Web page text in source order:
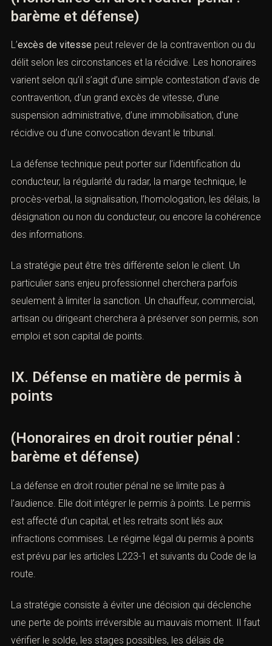
VIII. Défense en matière d’excès de
vitesse
(Honoraires en droit routier pénal :
barème et défense)
L’ excès de vitessepeut relever de la contravention ou
du délit selon les circonstances et la récidive. Les
contestation d’avis de contravention, d’un grand excès
de vitesse, d’une suspension administrative, d’une
immobilisation, d’une récidive ou d’une convocation
devant le tribunal.
conducteur, la régularité du radar, la marge technique, le
procès-verbal, la signalisation, l’homologation, les délais,
la désignation ou non du conducteur, ou encore la
cohérence des informations.
particulier sans enjeu professionnel cherchera parfois
seulement à limiter la sanction. Un chauffeur,
commercial, artisan ou dirigeant cherchera à préserver
IX. Défense en matière de permis à
points
(Honoraires en droit routier pénal :
barème et défense)
La défense en droit routier pénal ne se limite pas à
est affecté d’un capital, et les retraits sont liés aux
infractions commises. Le régime légal du permis à
points est prévu par les articles L223-1 et suivants du